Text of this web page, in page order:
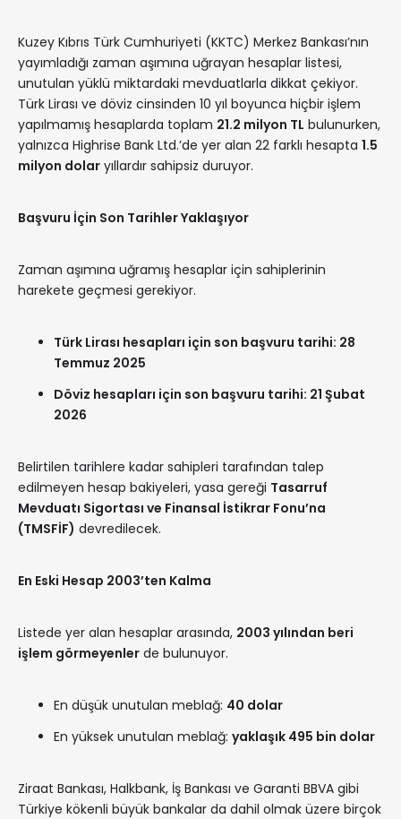
Kuzey Kıbrıs Türk Cumhuriyeti (KKTC) Merkez Bankası’nın
yayımladığı zaman aşımına uğrayan hesaplar listesi,
unutulan yüklü miktardaki mevduatlarla dikkat çekiyor.
Türk Lirası ve döviz cinsinden 10 yıl boyunca hiçbir işlem
yapılmamış hesaplarda toplam 21.2 milyon TL bulunurken,
yalnızca Highrise Bank Ltd.’de yer alan 22 farklı hesapta 1.5
milyon dolar yıllardır sahipsiz duruyor.
Başvuru İçin Son Tarihler Yaklaşıyor
Zaman aşımına uğramış hesaplar için sahiplerinin
harekete geçmesi gerekiyor.
Türk Lirası hesapları için son başvuru tarihi: 28
Temmuz 2025
Döviz hesapları için son başvuru tarihi: 21 Şubat
2026
Belirtilen tarihlere kadar sahipleri tarafından talep
edilmeyen hesap bakiyeleri, yasa gereği Tasarruf
Mevduatı Sigortası ve Finansal İstikrar Fonu’na
(TMSFİF) devredilecek.
En Eski Hesap 2003’ten Kalma
Listede yer alan hesaplar arasında, 2003 yılından beri
işlem görmeyenler de bulunuyor.
En düşük unutulan meblağ: 40 dolar
En yüksek unutulan meblağ: yaklaşık 495 bin dolar
Ziraat Bankası, Halkbank, İş Bankası ve Garanti BBVA gibi
Türkiye kökenli büyük bankalar da dahil olmak üzere birçok